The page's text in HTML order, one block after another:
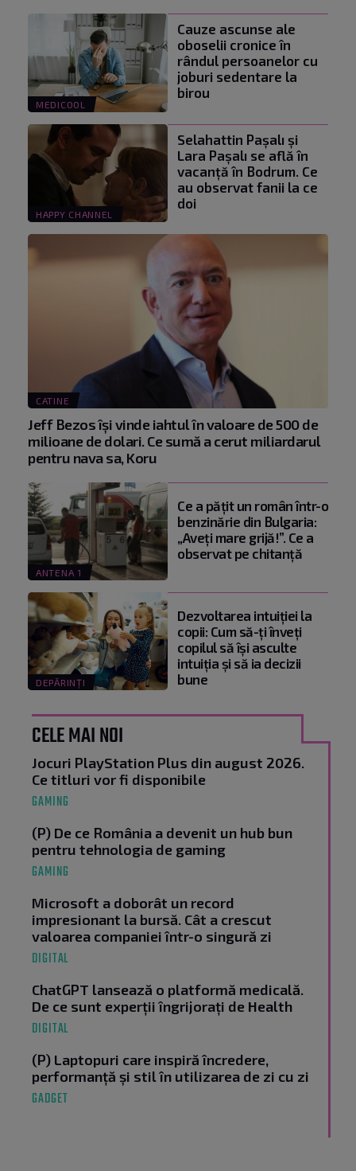
MEDICOOL
Cauze ascunse ale
oboselii cronice în
rândul persoanelor cu
joburi sedentare la
birou
HAPPY CHANNEL
Selahattin Paşalı și
Lara Paşalı se află în
vacanță în Bodrum. Ce
au observat fanii la ce
doi
CATINE
Jeff Bezos își vinde iahtul în valoare de 500 de
milioane de dolari. Ce sumă a cerut miliardarul
pentru nava sa, Koru
ANTENA 1
Ce a pățit un român într-o
benzinărie din Bulgaria:
„Aveți mare grijă!”. Ce a
observat pe chitanță
DEPĂRINȚI
Dezvoltarea intuiției la
copii: Cum să-ți înveți
copilul să își asculte
intuiția și să ia decizii
bune
CELE MAI NOI
Jocuri PlayStation Plus din august 2026.
Ce titluri vor fi disponibile
GAMING
(P) De ce România a devenit un hub bun
pentru tehnologia de gaming
GAMING
Microsoft a doborât un record
impresionant la bursă. Cât a crescut
valoarea companiei într-o singură zi
DIGITAL
ChatGPT lansează o platformă medicală.
De ce sunt experții îngrijorați de Health
DIGITAL
(P) Laptopuri care inspiră încredere,
performanță și stil în utilizarea de zi cu zi
GADGET